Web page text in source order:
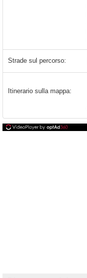
Strade sul percorso:
Itinerario sulla mappa: